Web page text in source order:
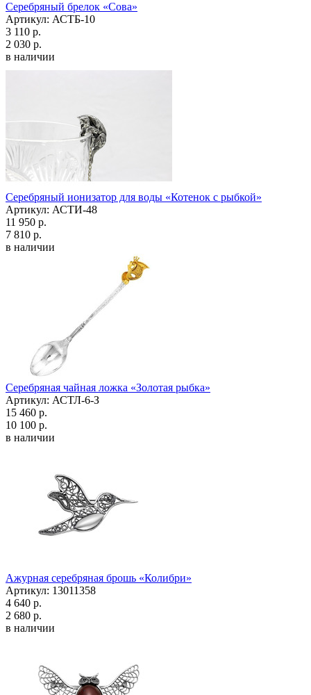
Серебряный брелок «Сова»
Артикул: АСТБ-10
3 110 р.
2 030 р.
в наличии
Серебряный ионизатор для воды «Котенок с рыбкой»
Артикул: АСТИ-48
11 950 р.
7 810 р.
в наличии
Серебряная чайная ложка «Золотая рыбка»
Артикул: АСТЛ-6-З
15 460 р.
10 100 р.
в наличии
Ажурная серебряная брошь «Колибри»
Артикул: 13011358
4 640 р.
2 680 р.
в наличии